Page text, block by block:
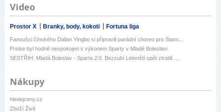
Video
Prostor X Branky, body, kokoti Fortuna liga
Fanoušci čínského Dalian Yingbo si připravili parádní choreo pro Stanc...
Priske byl hodně nespokojen s výkonem Sparty v Mladé Boleslavi
SESTŘIH: Mladá Boleslav - Sparta 2:0. Bezzubí Letenští opět ztratili. ...
Nákupy
hledejceny.cz
Zboží Živě